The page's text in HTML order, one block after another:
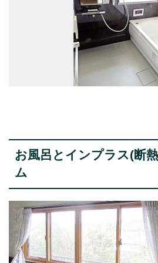
お風呂とインプラス(断
ム